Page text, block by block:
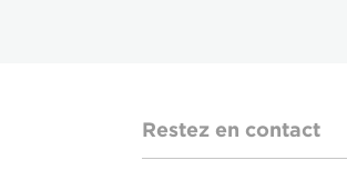
Restez en contact